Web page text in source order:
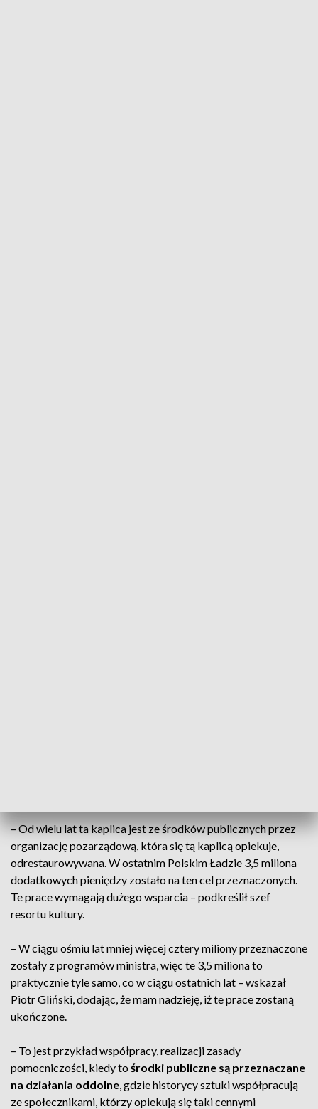
– Od wielu lat ta kaplica jest ze środków publicznych przez
organizację pozarządową, która się tą kaplicą opiekuje,
odrestaurowywana. W ostatnim Polskim Ładzie 3,5 miliona
dodatkowych pieniędzy zostało na ten cel przeznaczonych.
Te prace wymagają dużego wsparcia – podkreślił szef
resortu kultury.
– W ciągu ośmiu lat mniej więcej cztery miliony przeznaczone
zostały z programów ministra, więc te 3,5 miliona to
praktycznie tyle samo, co w ciągu ostatnich lat – wskazał
Piotr Gliński, dodając, że mam nadzieję, iż te prace zostaną
ukończone.
– To jest przykład współpracy, realizacji zasady
pomocniczości, kiedy to środki publiczne są przeznaczane
na działania oddolne, gdzie historycy sztuki współpracują
ze społecznikami, którzy opiekują się taki cennymi